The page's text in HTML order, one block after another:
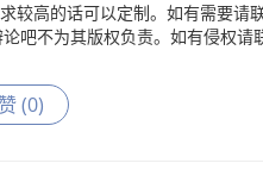
较高的话可以定制。如有需要请
吧不为其版权负责。如有侵权请
(0)